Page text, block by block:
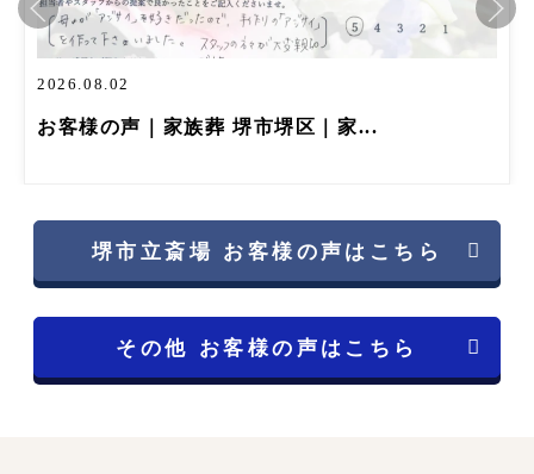
2026.08.02
お客様の声｜家族葬 堺市堺区｜家...
堺市立斎場 お客様の声はこちら
その他 お客様の声はこちら